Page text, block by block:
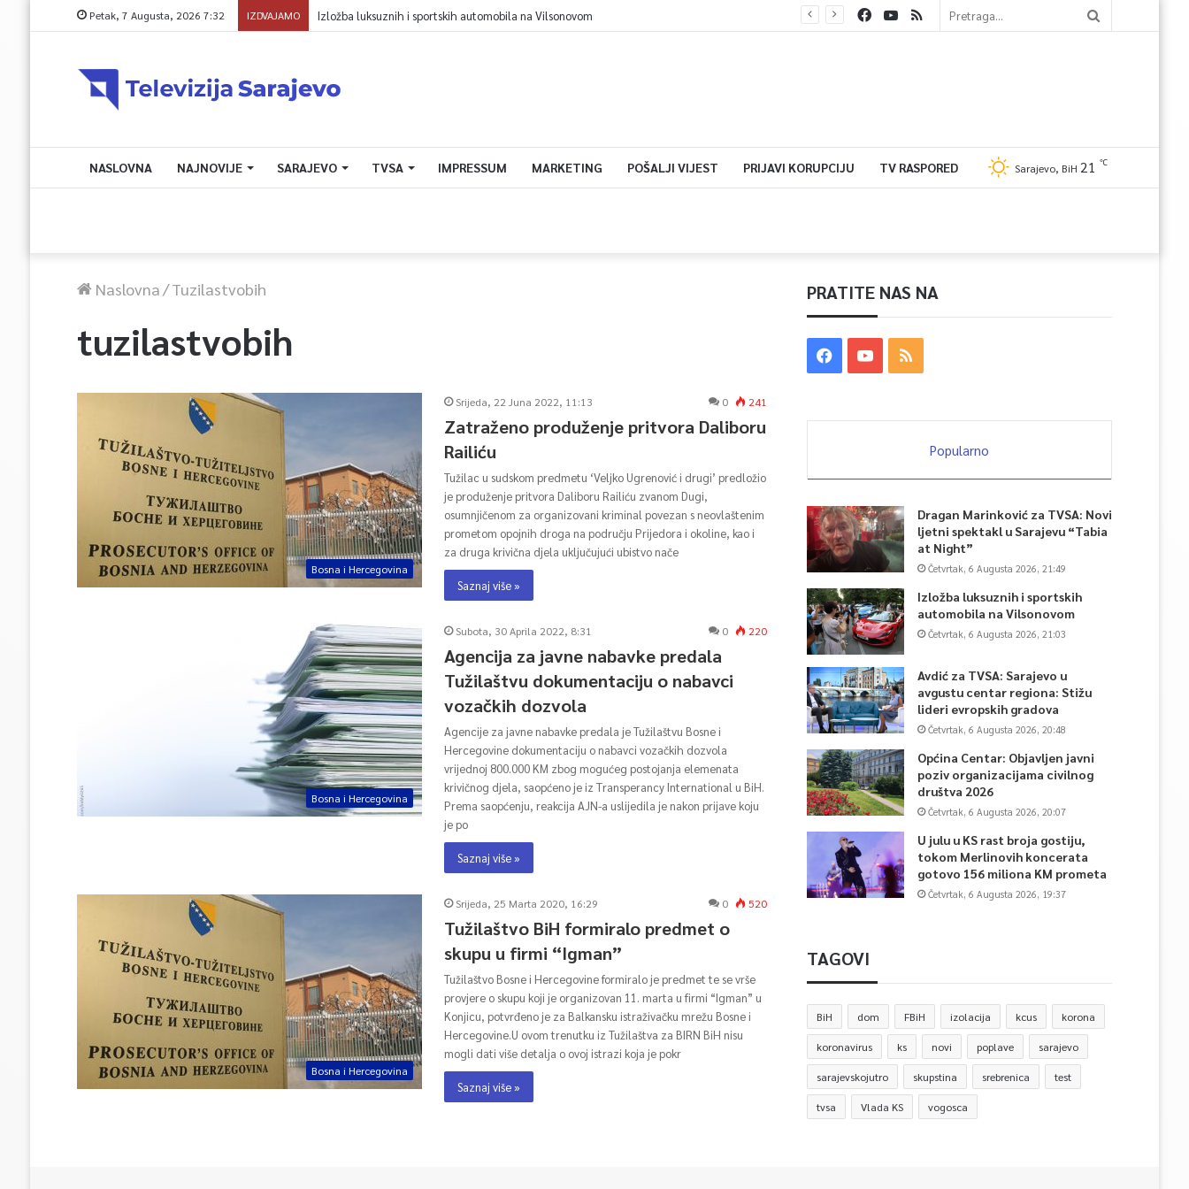
Petak, 7 Augusta, 2026 7:32 IZDVAJAMO Izložba luksuznih i sportskih automobila na Vilsonovom
NASLOVNA NAJNOVIJE SARAJEVO TVSA IMPRESSUM MARKETING POŠALJI VIJEST PRIJAVI KORUPCIJU TV RASPORED Sarajevo, BiH 21 ℃
Naslovna/Tuzilastvobih
tuzilastvobih
Bosna i Hercegovina
Srijeda, 22 Juna 2022, 11:13 0 241
Zatraženo produženje pritvora Daliboru
Railiću
Tužilac u sudskom predmetu ‘Veljko Ugrenović i drugi’ predložio
je produženje pritvora Daliboru Railiću zvanom Dugi,
osumnjičenom za organizovani kriminal povezan s neovlaštenim
prometom opojnih droga na području Prijedora i okoline, kao i
za druga krivična djela uključujući ubistvo nače
Saznaj više »
Bosna i Hercegovina
Subota, 30 Aprila 2022, 8:31 0 220
Agencija za javne nabavke predala
Tužilaštvu dokumentaciju o nabavci
vozačkih dozvola
Agencije za javne nabavke predala je Tužilaštvu Bosne i
Hercegovine dokumentaciju o nabavci vozačkih dozvola
vrijednoj 800.000 KM zbog mogućeg postojanja elemenata
krivičnog djela, saopćeno je iz Transperancy International u BiH.
Prema saopćenju, reakcija AJN-a uslijedila je nakon prijave koju
je po
Saznaj više »
Bosna i Hercegovina
Srijeda, 25 Marta 2020, 16:29 0 520
Tužilaštvo BiH formiralo predmet o
skupu u firmi “Igman”
Tužilaštvo Bosne i Hercegovine formiralo je predmet te se vrše
provjere o skupu koji je organizovan 11. marta u firmi “Igman” u
Konjicu, potvrđeno je za Balkansku istraživačku mrežu Bosne i
Hercegovine.U ovom trenutku iz Tužilaštva za BIRN BiH nisu
mogli dati više detalja o ovoj istrazi koja je pokr
Saznaj više »
PRATITE NAS NA
Popularno
Dragan Marinković za TVSA: Novi
ljetni spektakl u Sarajevu “Tabia
at Night”
Četvrtak, 6 Augusta 2026, 21:49
Izložba luksuznih i sportskih
automobila na Vilsonovom
Četvrtak, 6 Augusta 2026, 21:03
Avdić za TVSA: Sarajevo u
avgustu centar regiona: Stižu
lideri evropskih gradova
Četvrtak, 6 Augusta 2026, 20:48
Općina Centar: Objavljen javni
poziv organizacijama civilnog
društva 2026
Četvrtak, 6 Augusta 2026, 20:07
U julu u KS rast broja gostiju,
tokom Merlinovih koncerata
gotovo 156 miliona KM prometa
Četvrtak, 6 Augusta 2026, 19:37
TAGOVI
BiH dom FBiH izolacija kcus korona
koronavirus ks novi poplave sarajevo
sarajevskojutro skupstina srebrenica test
tvsa Vlada KS vogosca